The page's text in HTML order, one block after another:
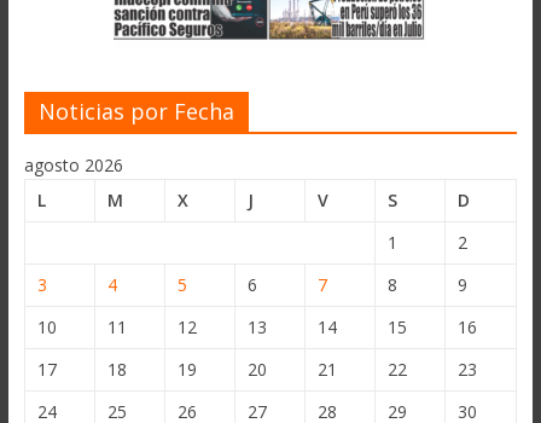
Noticias por Fecha
agosto 2026
L
M X J V S
D
1
2
3
4 5 6 7 8
9
10
11 12 13 14 15
16
17
18 19 20 21 22
23
24
25 26 27 28 29
30